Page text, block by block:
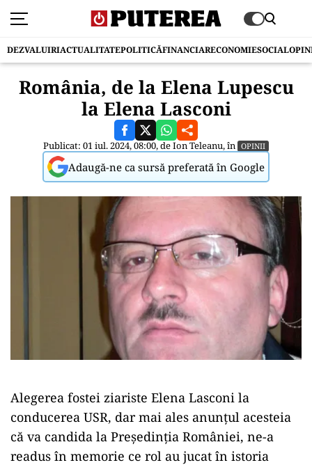
DEZVALUIRIACTUALITATEPOLITICĂFINANCIARECONOMIESOCIAL
România, de la Elena Lupescu
la Elena Lasconi
Publicat: 01 iul. 2024, 08:00, deIon Teleanu, în OPINII
Adaugă-ne ca sursă preferată în Google
Alegerea fostei ziariste Elena Lasconi la
conducerea USR, dar mai ales anunțul acesteia
că va candida la Președinția României, ne-a
readus în memorie ce rol au jucat în istoria